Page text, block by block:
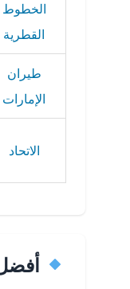
الخطوط
القطرية
طيران
الإمارات
الاتحاد